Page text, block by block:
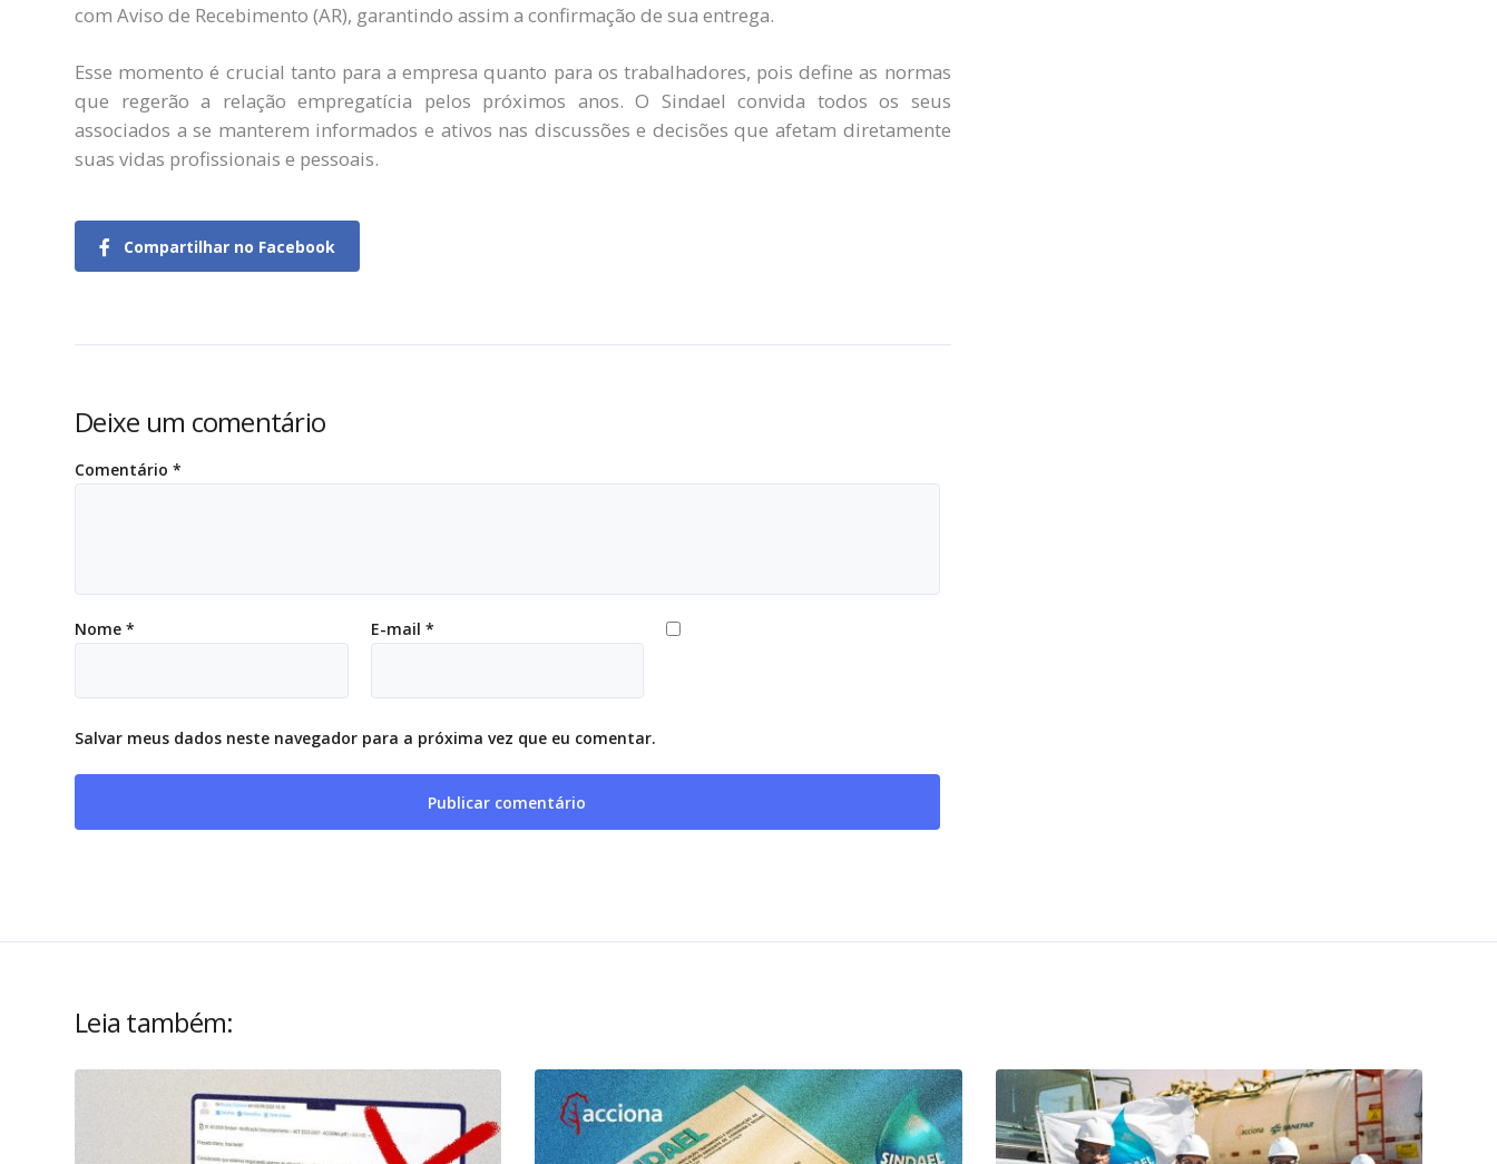
com Aviso de Recebimento (AR), garantindo assim a confirmação de sua entrega.
Esse momento é crucial tanto para a empresa quanto para os trabalhadores, pois define as normas
que regerão a relação empregatícia pelos próximos anos. O Sindael convida todos os seus
associados a se manterem informados e ativos nas discussões e decisões que afetam diretamente
suas vidas profissionais e pessoais.
Compartilhar no Facebook
Deixe um comentário
Comentário *
Nome * E-mail *
Salvar meus dados neste navegador para a próxima vez que eu comentar.
Leia também: